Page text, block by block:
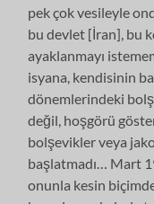
pek çok vesileyle
bu devlet [İran], bu
ayaklanmayı
isyana, kendisinin
dönemlerindeki
değil, hoşgörü
bolşevikler veya
başlatmadı… Mart
onunla kesin